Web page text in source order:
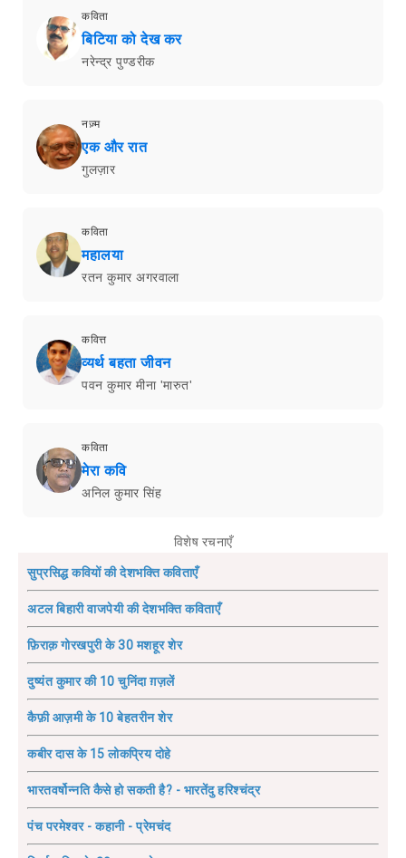
कविता
बिटिया को देख कर
नरेन्द्र पुण्डरीक
नज़्म
एक और रात
गुलज़ार
कविता
महालया
रतन कुमार अगरवाला
कवित्त
व्यर्थ बहता जीवन
पवन कुमार मीना 'मारुत'
कविता
मेरा कवि
अनिल कुमार सिंह
विशेष रचनाएँ
सुप्रसिद्ध कवियों की देशभक्ति कविताएँ
अटल बिहारी वाजपेयी की देशभक्ति कविताएँ
फ़िराक़ गोरखपुरी के 30 मशहूर शेर
दुष्यंत कुमार की 10 चुनिंदा ग़ज़लें
कैफ़ी आज़मी के 10 बेहतरीन शेर
कबीर दास के 15 लोकप्रिय दोहे
भारतवर्षोन्नति कैसे हो सकती है? - भारतेंदु हरिश्चंद्र
पंच परमेश्वर - कहानी - प्रेमचंद